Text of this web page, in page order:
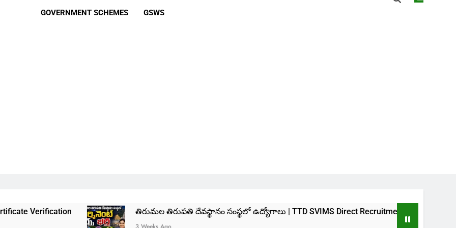
GOVERNMENT SCHEMES GSWS
తిరుమల తిరుపతి దేవస్థానం సంస్థలో ఉద్యోగాలు | TTD SVIMS Direct Recruitment 2026